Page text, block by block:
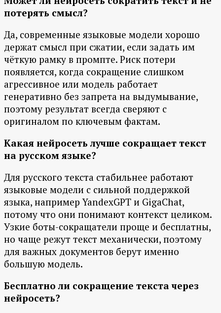
потерять смысл?
Да, современные языковые модели хорошо
держат смысл при сжатии, если задать им
чёткую рамку в промпте. Риск потери
появляется, когда сокращение слишком
агрессивное или модель работает
генеративно без запрета на выдумывание,
поэтому результат всегда сверяют с
оригиналом по ключевым фактам.
Какая нейросеть лучше сокращает текст
на русском языке?
Для русского текста стабильнее работают
языковые модели с сильной поддержкой
языка, например YandexGPT и GigaChat,
потому что они понимают контекст целиком.
Узкие боты-сокращатели проще и бесплатны,
но чаще режут текст механически, поэтому
для важных документов берут именно
большую модель.
Бесплатно ли сокращение текста через
нейросеть?